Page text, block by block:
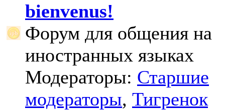
bienvenus!
Форум для общения на
иностранных языках
Модераторы: Старшие
модераторы, Тигренок